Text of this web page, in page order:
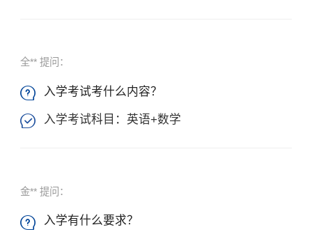
全** 提问：
 入学考试考什么内容？
 入学考试科目：英语+数学
金** 提问：
 入学有什么要求？